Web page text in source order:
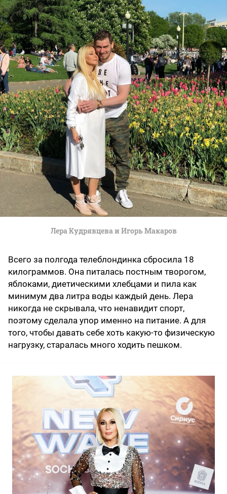
Лера Кудрявцева и Игорь Макаров
Всего за полгода телеблондинка сбросила 18
килограммов. Она питалась постным творогом,
яблоками, диетическими хлебцами и пила как
минимум два литра воды каждый день. Лера
никогда не скрывала, что ненавидит спорт,
поэтому сделала упор именно на питание. А для
того, чтобы давать себе хоть какую-то физическую
нагрузку, старалась много ходить пешком.